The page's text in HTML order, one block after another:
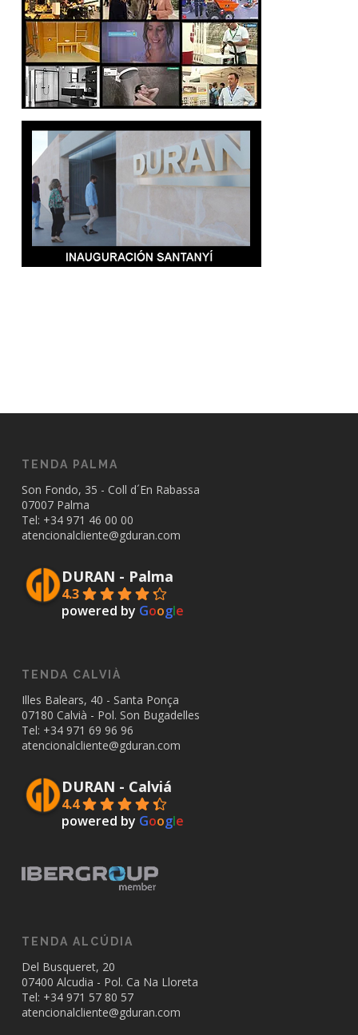
TENDA PALMA
Son Fondo, 35 - Coll d´En Rabassa
07007 Palma
Tel: +34 971 46 00 00
atencionalcliente@gduran.com
DURAN - Palma
4.3
powered by Google
TENDA CALVIÀ
Illes Balears, 40 - Santa Ponça
07180 Calvià - Pol. Son Bugadelles
Tel: +34 971 69 96 96
atencionalcliente@gduran.com
DURAN - Calviá
4.4
powered by Google
TENDA ALCÚDIA
Del Busqueret, 20
07400 Alcudia - Pol. Ca Na Lloreta
Tel: +34 971 57 80 57
atencionalcliente@gduran.com